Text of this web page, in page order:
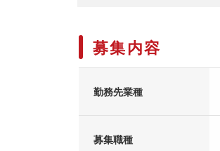
募集内容
勤務先業種
募集職種